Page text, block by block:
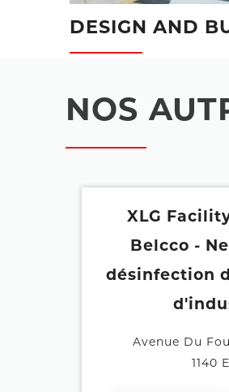
DESIGN AND
NOS
XLG
Belcco -
désinfection
Avenue Du
1140